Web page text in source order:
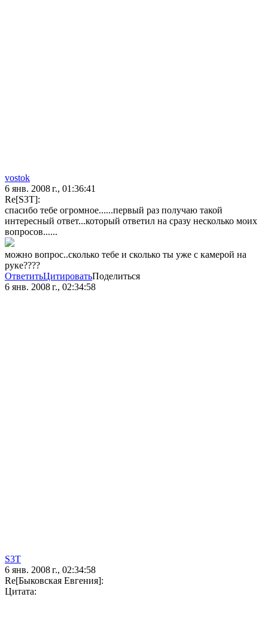
vostok
6 янв. 2008 г., 01:36:41
Re[S3T]:
спасибо тебе огромное......первый раз получаю такой
интересный ответ...который ответил на сразу несколько моих
вопросов......
можно вопрос..сколько тебе и сколько ты уже с камерой на
руке????
ОтветитьЦитироватьПоделиться
6 янв. 2008 г., 02:34:58
S3T
6 янв. 2008 г., 02:34:58
Re[Быковская Евгения]:
Цитата: